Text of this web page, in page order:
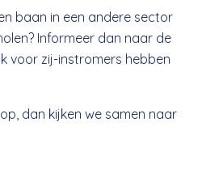
baan in een andere sector
Informeer dan naar de
voor zij-instromers hebben
dan kijken we samen naar